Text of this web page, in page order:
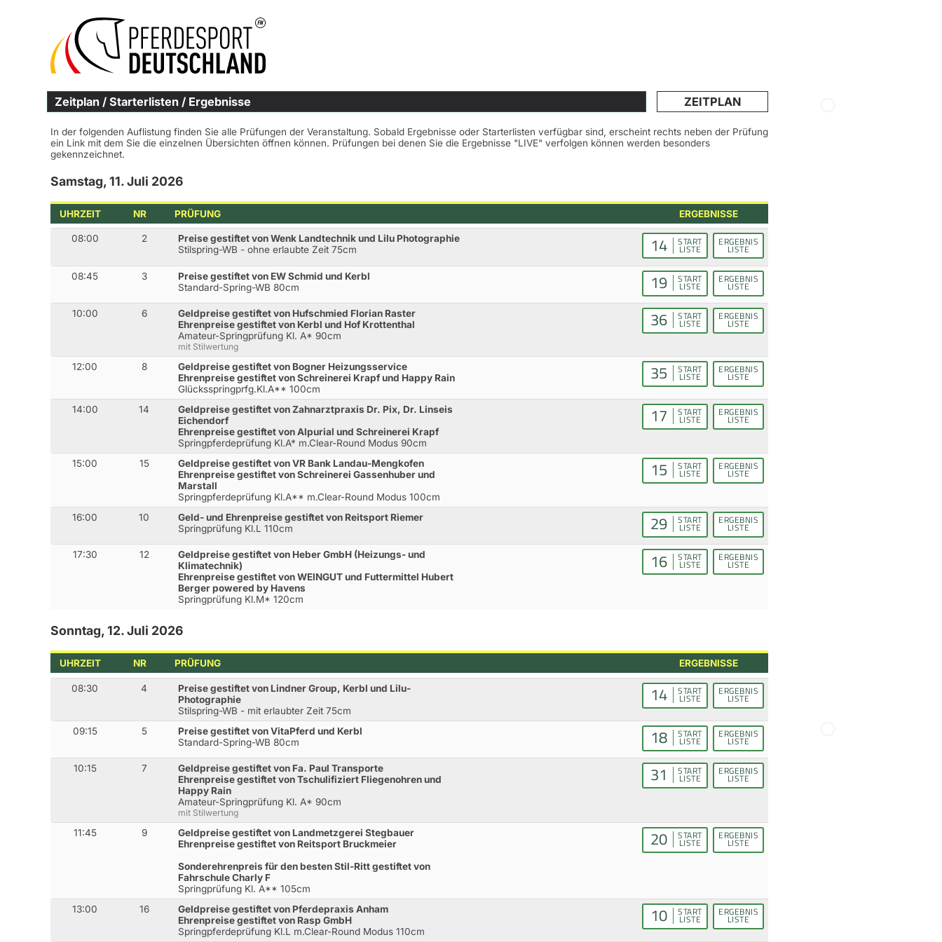
Zeitplan / Starterlisten / Ergebnisse ZEITPLAN
In der folgenden Auflistung finden Sie alle Prüfungen der Veranstaltung. Sobald Ergebnisse oder Starterlisten verfügbar sind, erscheint rechts neben der Prüfung
ein Link mit dem Sie die einzelnen Übersichten öffnen können. Prüfungen bei denen Sie die Ergebnisse "LIVE" verfolgen können werden besonders
gekennzeichnet.
Samstag, 11. Juli 2026
UHRZEIT NR PRÜFUNG ERGEBNISSE
08:00 2
Preise gestiftet von Wenk Landtechnik und Lilu Photographie
Stilspring-WB - ohne erlaubte Zeit 75cm
14 START
LISTE
ERGEBNIS
LISTE
08:45 3
Preise gestiftet von EW Schmid und Kerbl
Standard-Spring-WB 80cm
19 START
LISTE
ERGEBNIS
LISTE
10:00 6
Geldpreise gestiftet von Hufschmied Florian Raster
Ehrenpreise gestiftet von Kerbl und Hof Krottenthal
Amateur-Springprüfung Kl. A* 90cm
mit Stilwertung
36 START
LISTE
ERGEBNIS
LISTE
12:00 8
Geldpreise gestiftet von Bogner Heizungsservice
Ehrenpreise gestiftet von Schreinerei Krapf und Happy Rain
Glücksspringprfg.Kl.A** 100cm
35 START
LISTE
ERGEBNIS
LISTE
14:00 14
Geldpreise gestiftet von Zahnarztpraxis Dr. Pix, Dr. Linseis
Eichendorf
Ehrenpreise gestiftet von Alpurial und Schreinerei Krapf
Springpferdeprüfung Kl.A* m.Clear-Round Modus 90cm
17 START
LISTE
ERGEBNIS
LISTE
15:00 15
Geldpreise gestiftet von VR Bank Landau-Mengkofen
Ehrenpreise gestiftet von Schreinerei Gassenhuber und
Marstall
Springpferdeprüfung Kl.A** m.Clear-Round Modus 100cm
15 START
LISTE
ERGEBNIS
LISTE
16:00 10
Geld- und Ehrenpreise gestiftet von Reitsport Riemer
Springprüfung Kl.L 110cm
29 START
LISTE
ERGEBNIS
LISTE
17:30 12
Geldpreise gestiftet von Heber GmbH (Heizungs- und
Klimatechnik)
Ehrenpreise gestiftet von WEINGUT und Futtermittel Hubert
Berger powered by Havens
Springprüfung Kl.M* 120cm
16 START
LISTE
ERGEBNIS
LISTE
Sonntag, 12. Juli 2026
UHRZEIT NR PRÜFUNG ERGEBNISSE
08:30 4
Preise gestiftet von Lindner Group, Kerbl und Lilu-
Photographie
Stilspring-WB - mit erlaubter Zeit 75cm
14 START
LISTE
ERGEBNIS
LISTE
09:15 5
Preise gestiftet von VitaPferd und Kerbl
Standard-Spring-WB 80cm
18 START
LISTE
ERGEBNIS
LISTE
10:15 7
Geldpreise gestiftet von Fa. Paul Transporte
Ehrenpreise gestiftet von Tschulifiziert Fliegenohren und
Happy Rain
Amateur-Springprüfung Kl. A* 90cm
mit Stilwertung
31 START
LISTE
ERGEBNIS
LISTE
11:45 9
Geldpreise gestiftet von Landmetzgerei Stegbauer
Ehrenpreise gestiftet von Reitsport Bruckmeier
Sonderehrenpreis für den besten Stil-Ritt gestiftet von
Fahrschule Charly F
Springprüfung Kl. A** 105cm
20 START
LISTE
ERGEBNIS
LISTE
13:00 16
Geldpreise gestiftet von Pferdepraxis Anham
Ehrenpreise gestiftet von Rasp GmbH
Springpferdeprüfung Kl.L m.Clear-Round Modus 110cm
10 START
LISTE
ERGEBNIS
LISTE